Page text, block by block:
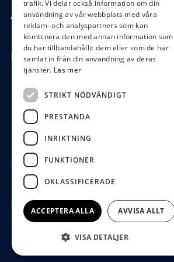
Ångra köp
Hör av dig
0472-104 80
boys@waterboys.se
Ekebogatan 15, 342 30 Alvesta
Producerad av Gota Media
trafik. Vi delar också information om din
användning av vår webbplats med våra
reklam- och analyspartners som kan
kombinera den med annan information som
du har tillhandahållit dem eller som de har
samlat in från din användning av deras
tjänster. Läs mer
STRIKT NÖDVÄNDIGT
PRESTANDA
INRIKTNING
FUNKTIONER
OKLASSIFICERADE
ACCEPTERA ALLA AVVISA ALLT
VISA DETALJER